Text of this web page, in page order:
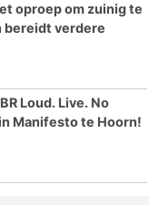
oproep om zuinig te
bereidt verdere
Loud. Live. No
Manifesto te Hoorn!